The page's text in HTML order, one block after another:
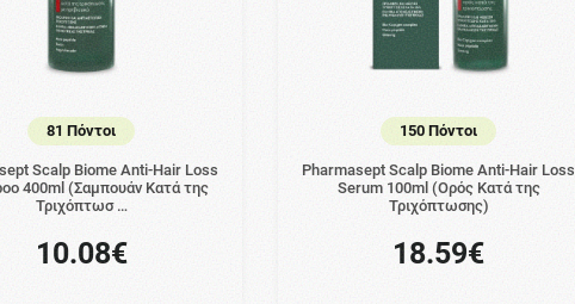
81 Πόντοι
Scalp Biome Anti-Hair Loss
400ml (Σαμπουάν Κατά της
Τριχόπτωσ …
10.08€
150 Πόντοι
Pharmasept Scalp Biome Anti-Hair Loss
Serum 100ml (Ορός Κατά της
Τριχόπτωσης)
18.59€